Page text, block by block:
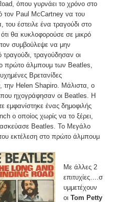
όπου γυρνάει το χρόνο στο
τον Paul McCartney να του
του έστειλε ένα τραγούδι στο
θα κυκλοφορούσε σε μικρό
τον συμβούλεψε να μην
τραγούδι, τραγούδησαν οι
πρώτο άλμπουμ των Beatles,
Βρετανίδες
την Helen Shapiro. Μάλιστα, ο
που ηχογράφησαν οι Beatles. H
εμφανίστηκε ένας δημοφιλής
ο οποίος χωρίς να το ξέρει,
Beatles. Το Μεγάλο
εκτέλεση στο πρώτο άλμπουμ
Με άλλες 2
επιτυχίες….σ
υμμετέχουν
οι Tom Petty